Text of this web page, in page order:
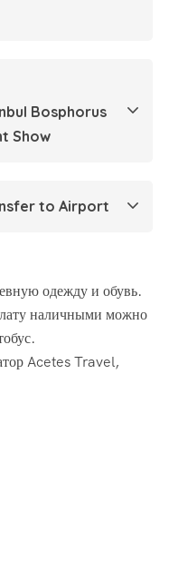
Bosphorus
Show
to Airport
одежду и обувь.
наличными можно
Acetes Travel,